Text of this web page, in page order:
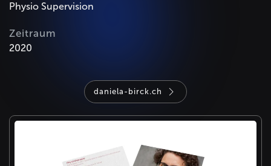
Physio Supervision
Zeitraum
2020
daniela-birck.ch